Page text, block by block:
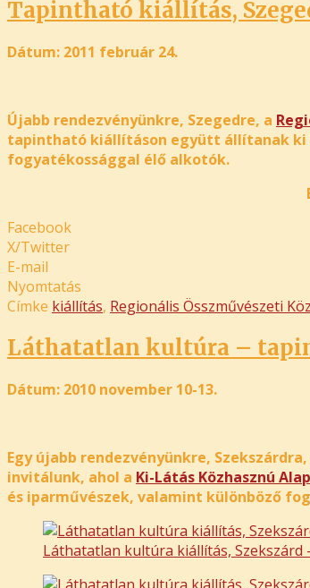
Tapintható kiállítás,
Dátum: 2011 február 24.
Újabb rendezvényünkre, Szegedre, a
tapintható kiállításon együtt állítanak ki
fogyatékossággal élő alkotók.
Facebook
X/Twitter
E-mail
Nyomtatás
Címke kiállítás, Regionális Összművészeti
Láthatatlan kultúra –
Dátum: 2010 november 10-13.
Egy újabb rendezvényünkre,
invitálunk, ahol a Ki-Látás Közhasznú
és iparművészek, valamint különböző
Láthatatlan kultúra kiállítás, Szekszárd